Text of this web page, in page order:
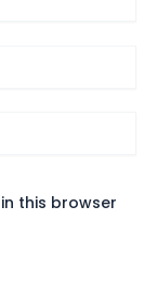
this browser